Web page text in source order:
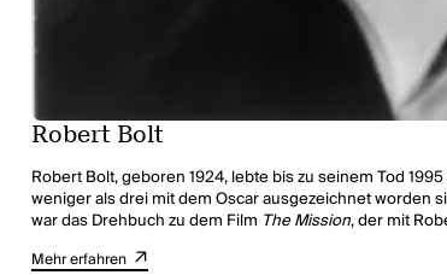
Robert Bolt
Robert Bolt, geboren 1924, lebte bis zu seinem Tod
weniger als drei mit dem Oscar ausgezeichnet worden
war das Drehbuch zu dem Film The Mission, der mit
Mehr erfahren